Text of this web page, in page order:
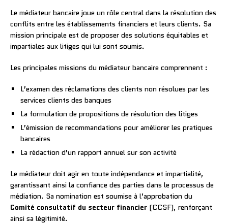
Le médiateur bancaire joue un rôle central dans la résolution des
conflits entre les établissements financiers et leurs clients. Sa
mission principale est de proposer des solutions équitables et
impartiales aux litiges qui lui sont soumis.
Les principales missions du médiateur bancaire comprennent :
L’examen des réclamations des clients non résolues par les
services clients des banques
La formulation de propositions de résolution des litiges
L’émission de recommandations pour améliorer les pratiques
bancaires
La rédaction d’un rapport annuel sur son activité
Le médiateur doit agir en toute indépendance et impartialité,
garantissant ainsi la confiance des parties dans le processus de
médiation. Sa nomination est soumise à l’approbation du
Comité consultatif du secteur financier (CCSF), renforçant
ainsi sa légitimité.